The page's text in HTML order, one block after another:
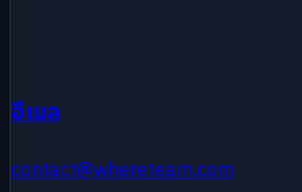
อีเมล
contact@whereteam.com